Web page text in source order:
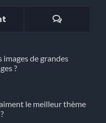
de grandes
?
le meilleur thème